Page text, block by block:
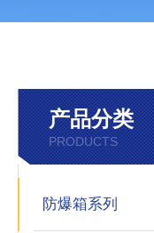
产品分类
PRODUCTS
防爆箱系列